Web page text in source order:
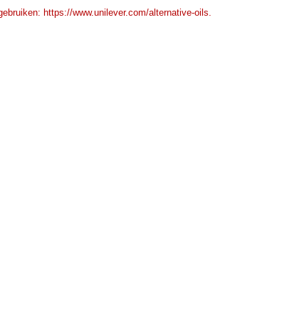
https://www.unilever.com/alternative-oils.